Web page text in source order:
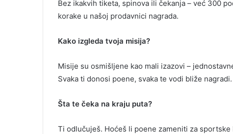
Bez ikakvih tiketa, spinova ili čekanja – već 300
korake u našoj prodavnici nagrada.
Kako izgleda tvoja misija?
Misije su osmišljene kao mali izazovi –
Svaka ti donosi poene, svaka te vodi bliže nagradi.
Šta te čeka na kraju puta?
Ti odlučuješ. Hoćeš li poene zameniti za